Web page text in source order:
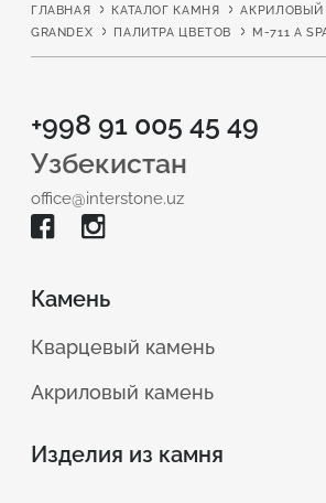
ГЛАВНАЯ КАТАЛОГ КАМНЯ
GRANDEX
ПАЛИТРА ЦВЕТОВ M-711 A
+998 91 005 45 49
Узбекистан
office@interstone.uz
Камень
Кварцевый камень
Акриловый камень
Изделия из камня